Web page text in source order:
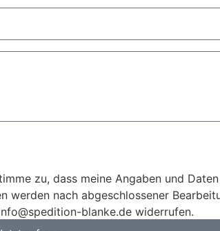
zu, dass meine Angaben und
nach abgeschlossener
blanke.de widerrufen.